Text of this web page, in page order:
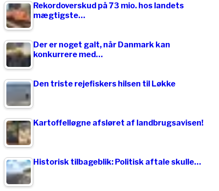
Rekordoverskud på 73 mio. hos landets
mægtigste…
Der er noget galt, når Danmark kan
konkurrere med…
Den triste rejefiskers hilsen til Løkke
Kartoffelløgne afsløret af landbrugsavisen!
Historisk tilbageblik: Politisk aftale skulle…